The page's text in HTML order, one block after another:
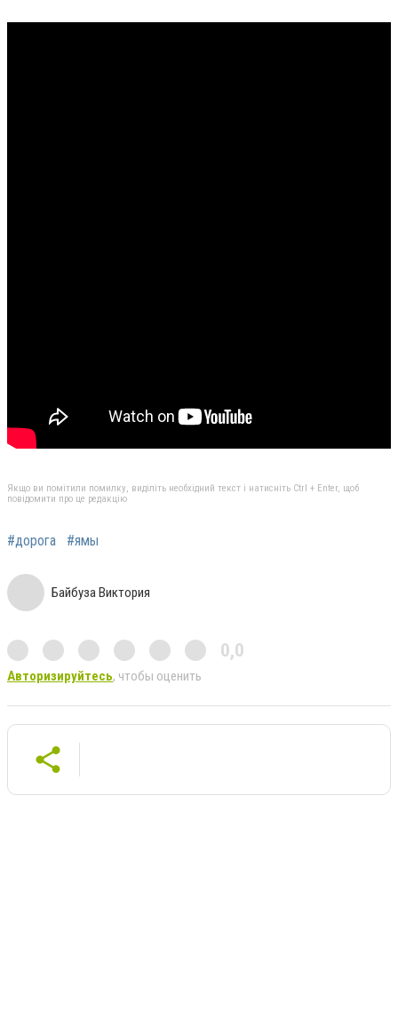
Якщо ви помітили помилку, виділіть необхідний текст і натисніть Ctrl + Enter, щоб
повідомити про це редакцію
#дорога #ямы
Байбуза Виктория
0,0
Авторизируйтесь, чтобы оценить